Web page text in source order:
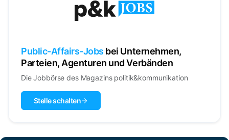
Public-Affairs-Jobs bei Unternehmen,
Parteien, Agenturen und Verbänden
Die Jobbörse des Magazins politik&kommunikation
Stelle schalten